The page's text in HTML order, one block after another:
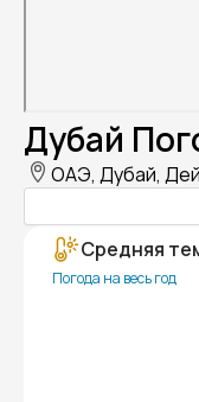
Дубай
ОАЭ, Дубай,
Средняя
Погода на весь год